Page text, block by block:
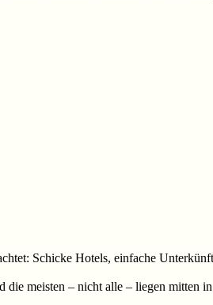
Schicke Hotels, einfache
die meisten – nicht alle – liegen mitten